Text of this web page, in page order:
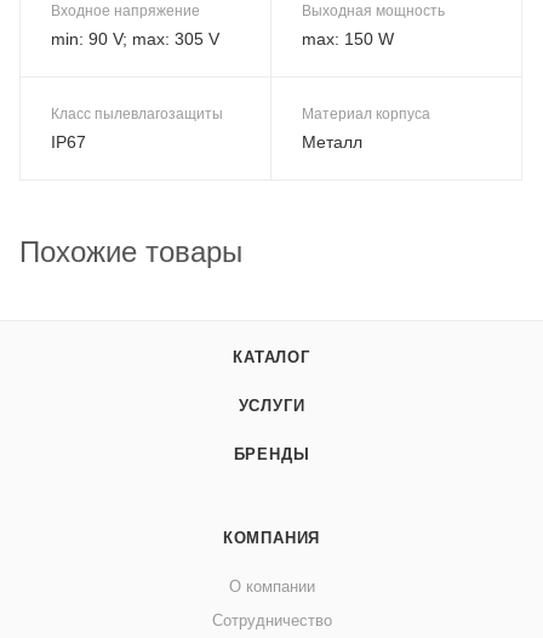
Входное напряжение
min: 90 V; max: 305 V
Выходная мощность
max: 150 W
Класс пылевлагозащиты
IP67
Материал корпуса
Металл
Похожие товары
КАТАЛОГ
УСЛУГИ
БРЕНДЫ
КОМПАНИЯ
О компании
Сотрудничество